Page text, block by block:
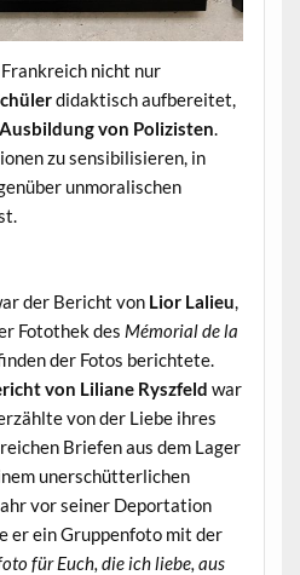
nicht nur
didaktisch aufbereitet,
Ausbildung von Polizisten.
zu sensibilisieren, in
unmoralischen
der Bericht von Lior Lalieu,
Fotothek des Mémorial de la
der Fotos berichtete.
von Liliane Ryszfeld war
von der Liebe ihres
Briefen aus dem Lager
unerschütterlichen
vor seiner Deportation
er ein Gruppenfoto mit der
für Euch, die ich liebe, aus